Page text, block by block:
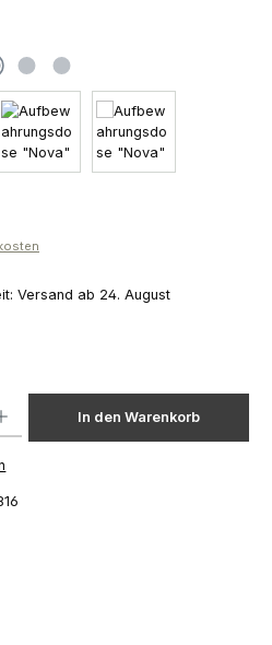
Versand ab 24. August
In den Warenkorb